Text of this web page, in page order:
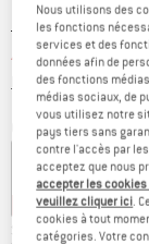
Prix initial :
59,95€
Prix:
46,76€ TVA incl.
hors Frais de livraison
Couleur:Blue / Dark
-15 % -20 % -
Sélectionner taille:
Nous utilisons des
les fonctions
services et des
données afin de
des fonctions
médias sociaux, de
vous utilisez notre
pays tiers sans
contre l'accès par
acceptez que nous
accepter les cookies
veuillez cliquer ici.
cookies à tout
catégories. Votre